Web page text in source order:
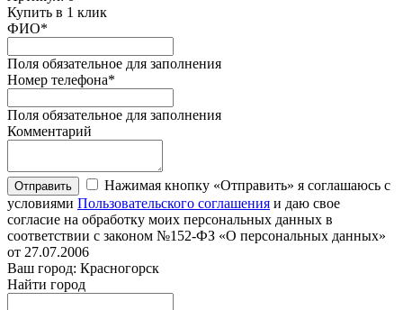
Купить в 1 клик
ФИО*
Поля обязательное для заполнения
Номер телефона*
Поля обязательное для заполнения
Комментарий
Отправить
Нажимая кнопку «Отправить» я соглашаюсь с
условиями Пользовательского соглашения и даю свое
согласие на обработку моих персональных данных в
соответствии с законом №152-ФЗ «О персональных данных»
от 27.07.2006
Ваш город: Красногорск
Найти город